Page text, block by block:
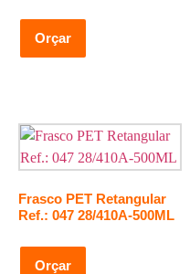
Orçar
Frasco PET Retangular
Ref.: 047 28/410A-500ML
Orçar